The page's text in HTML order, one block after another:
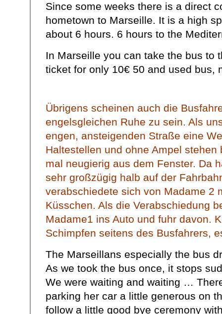
Since some weeks there is a direct
hometown to Marseille. It is a high
about 6 hours. 6 hours to the
In Marseille you can take the bus to
ticket for only 10€ 50 and used bus,
Übrigens scheinen auch die
engelsgleichen Ruhe zu sein. Als
engen, ansteigenden Straße eine
Haltestellen und ohne Ampel
mal neugierig aus dem Fenster. Da
sehr großzügig halb auf der
verabschiedete sich von Madame 2
Küsschen. Als die Verabschiedung
Madame1 ins Auto und fuhr davon.
Schimpfen seitens des Busfahrers,
The Marseillans especially the bus
As we took the bus once, it stops
We were waiting and waiting …
parking her car a little generous on
follow a little good bye ceremony